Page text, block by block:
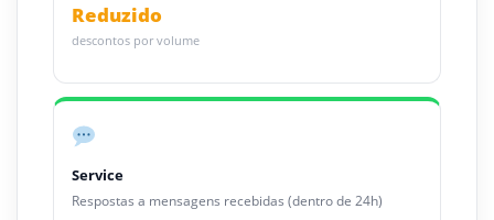
Reduzido
descontos por volume
Service
Respostas a mensagens recebidas (dentro de 24h)